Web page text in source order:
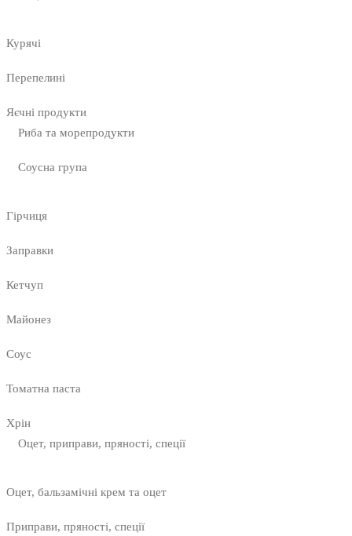
Курячі
Перепелині
Яєчні продукти
Риба та морепродукти
Соусна група
Гірчиця
Заправки
Кетчуп
Майонез
Соус
Томатна паста
Хрін
Оцет, приправи, пряності, спеції
Оцет, бальзамічні крем та оцет
Приправи, пряності, спеції